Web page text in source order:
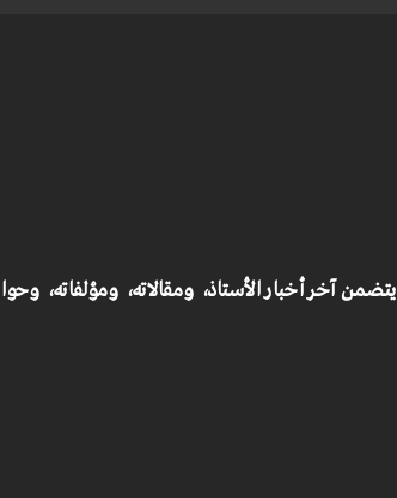
يتضمن آخر أخبار الأستاذ، ومقالاته، ومؤلفاته،